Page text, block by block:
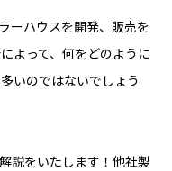
ーハウスを開発、販売を
よって、何をどのように
いのではないでしょう
説をいたします！他社製